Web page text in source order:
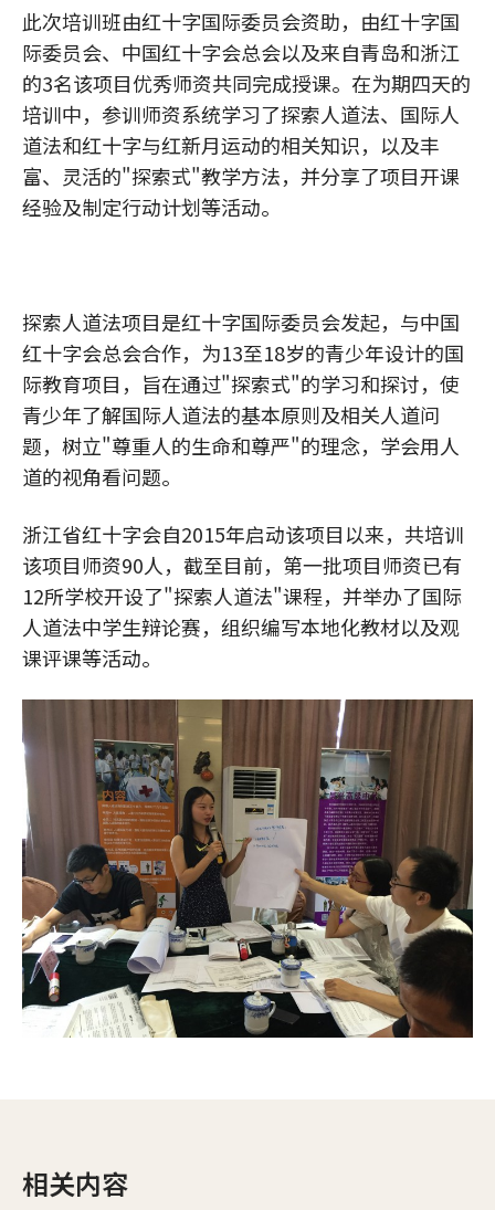
此次培训班由红十字国际委员会资助，由红十字国
际委员会、中国红十字会总会以及来自青岛和浙江
的3名该项目优秀师资共同完成授课。在为期四天的
培训中，参训师资系统学习了探索人道法、国际人
道法和红十字与红新月运动的相关知识，以及丰
富、灵活的"探索式"教学方法，并分享了项目开课
经验及制定行动计划等活动。
探索人道法项目是红十字国际委员会发起，与中国
红十字会总会合作，为13至18岁的青少年设计的国
际教育项目，旨在通过"探索式"的学习和探讨，使
青少年了解国际人道法的基本原则及相关人道问
题，树立"尊重人的生命和尊严"的理念，学会用人
道的视角看问题。
浙江省红十字会自2015年启动该项目以来，共培训
该项目师资90人，截至目前，第一批项目师资已有
12所学校开设了"探索人道法"课程，并举办了国际
人道法中学生辩论赛，组织编写本地化教材以及观
课评课等活动。
相关内容